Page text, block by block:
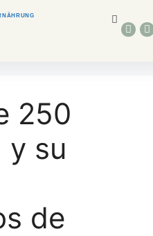
250
y su
de